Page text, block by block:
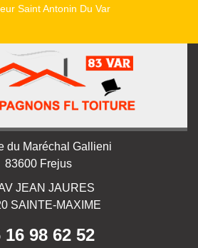
Saint Antonin Du Var
du Maréchal Gallieni
83600 Frejus
JEAN JAURES
SAINTE-MAXIME
16 98 62 52